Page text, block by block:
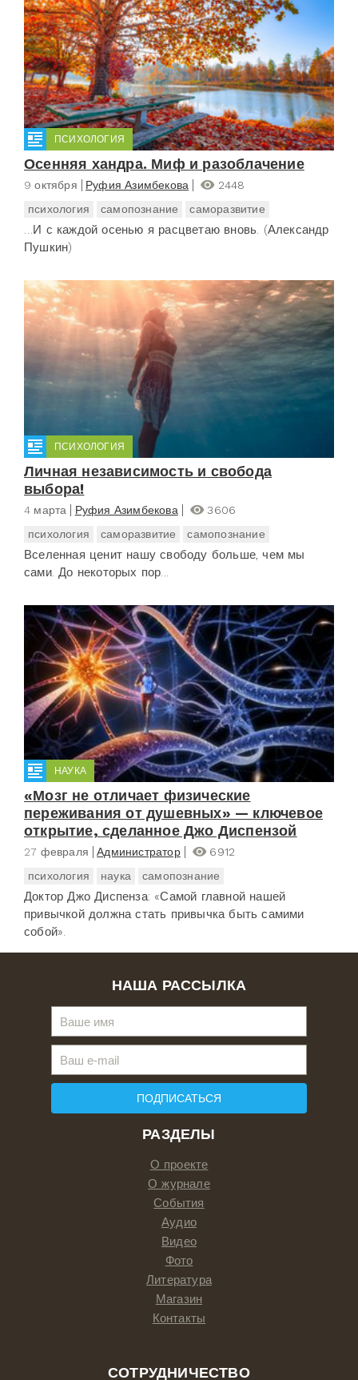
ПСИХОЛОГИЯ
Осенняя хандра. Миф и разоблачение
9 октября Руфия Азимбекова
2448
психология
самопознание саморазвитие
…И с каждой осенью я расцветаю вновь. (Александр
Пушкин)
ПСИХОЛОГИЯ
Личная независимость и свобода
выбора!
4 марта Руфия Азимбекова
3606
психология
саморазвитие самопознание
Вселенная ценит нашу свободу больше, чем мы
сами. До некоторых пор...
НАУКА
«Мозг не отличает физические
переживания от душевных» — ключевое
открытие, сделанное Джо Диспензой
27 февраля Администратор
6912
психология
наука самопознание
Доктор Джо Диспенза: «Самой главной нашей
привычкой должна стать привычка быть самими
собой».
РАЗДЕЛЫ
О проекте
О журнале
События
Аудио
Видео
Фото
Литература
Магазин
Контакты
СОТРУДНИЧЕСТВО
НАША РАССЫЛКА
ПОДПИСАТЬСЯ